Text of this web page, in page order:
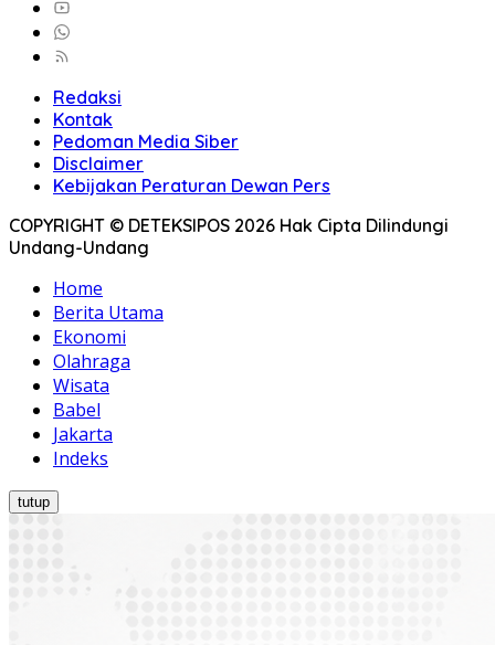
Redaksi
Kontak
Pedoman Media Siber
Disclaimer
Kebijakan Peraturan Dewan Pers
COPYRIGHT © DETEKSIPOS 2026 Hak Cipta Dilindungi
Undang-Undang
Home
Berita Utama
Ekonomi
Olahraga
Wisata
Babel
Jakarta
Indeks
tutup